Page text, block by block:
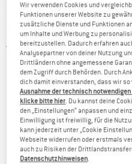
ICEBREAKER -Merino
S/S CB - Merinoshirt
5,0(1)
Wir verwenden Cookies und
Funktionen unserer Website zu
zusätzliche Dienste und Funktionen
um Inhalte und Werbung zu
bereitzustellen. Dadurch erfahren
Analysepartner von deiner Nutzung
Drittländern ohne angemessene
dem Zugriff durch Behörden. Durch
dich damit einverstanden, dass wir
Ausnahme der technisch
klicke bitte hier. Du kannst deine
den „Einstellungen“ anpassen und
Einwilligung ist freiwillig, für die
kann jederzeit unter „Cookie
Webseite widerrufen oder erstmals
auch zu Risiken der
Datenschutzhinweisen.